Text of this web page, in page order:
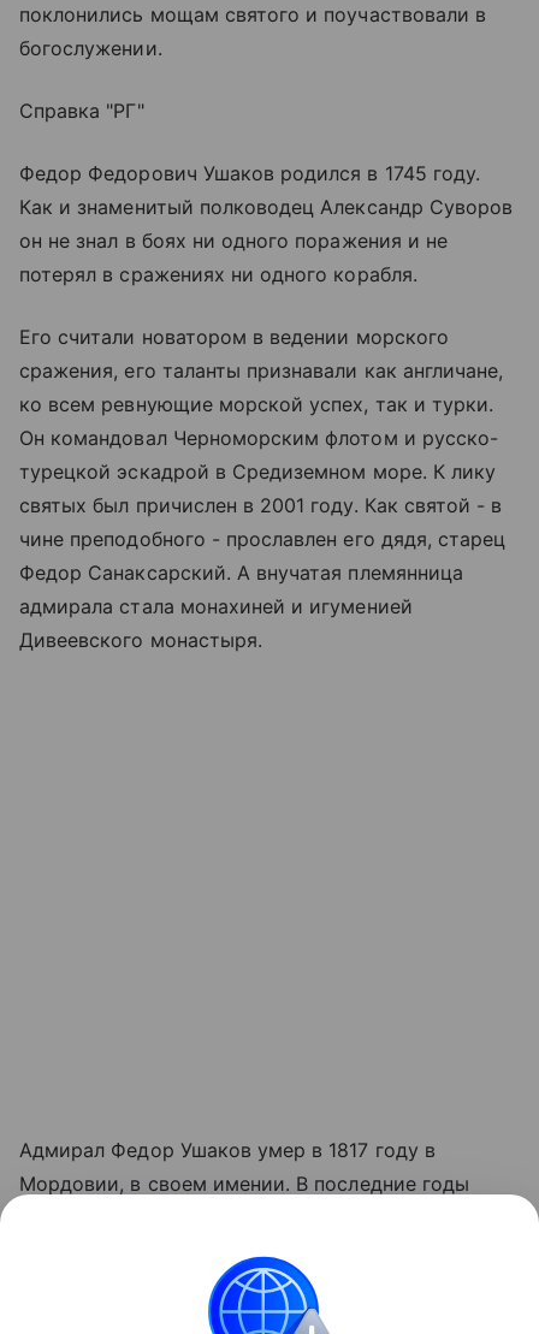
поклонились мощам святого и поучаствовали в
богослужении.
Справка "РГ"
Федор Федорович Ушаков родился в 1745 году.
Как и знаменитый полководец Александр Суворов
он не знал в боях ни одного поражения и не
потерял в сражениях ни одного корабля.
Его считали новатором в ведении морского
сражения, его таланты признавали как англичане,
ко всем ревнующие морской успех, так и турки.
Он командовал Черноморским флотом и русско-
турецкой эскадрой в Средиземном море. К лику
святых был причислен в 2001 году. Как святой - в
чине преподобного - прославлен его дядя, старец
Федор Санаксарский. А внучатая племянница
адмирала стала монахиней и игуменией
Дивеевского монастыря.
Адмирал Федор Ушаков умер в 1817 году в
Мордовии, в своем имении. В последние годы
деятельность. Его имя - символ слава
российского флота. Ему установлено множество
памятников, его имя носят улицы, проспект и